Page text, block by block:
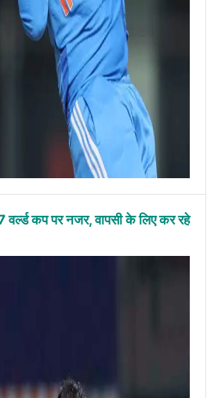
कप पर नजर, वापसी के लिए कर रहे